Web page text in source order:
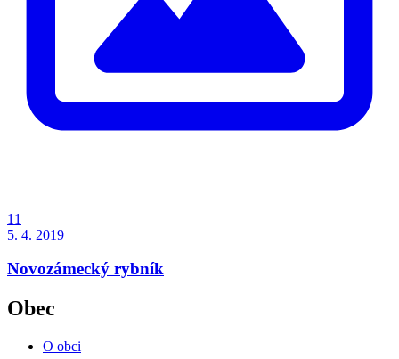
11
5. 4. 2019
Novozámecký rybník
Obec
O obci